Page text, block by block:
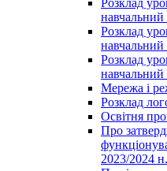
навчальний
Розклад
навчальний
Розклад
навчальний
Мережа і
Розклад
Освітня
Про
2023/2024